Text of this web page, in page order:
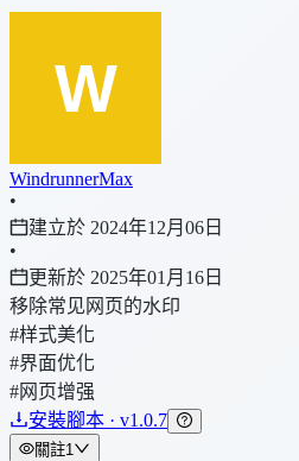
WindrunnerMax
•
建立於 2024年12月06日
•
更新於 2025年01月16日
移除常见网页的水印
#样式美化
#界面优化
#网页增强
安裝腳本 · v1.0.7
關註1